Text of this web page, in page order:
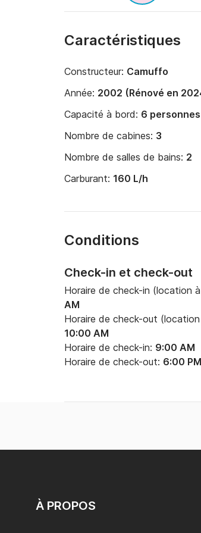
Caractéristiques
Constructeur: Camuffo
Année: 2002 (Rénové en
Capacité à bord: 6 personnes
Nombre de cabines: 3
Nombre de salles de bains: 2
Carburant: 160 L/h
Conditions
Check-in et check-out
Horaire de check-in (location
AM
Horaire de check-out (location
10:00 AM
Horaire de check-in: 9:00 AM
Horaire de check-out: 6:00 PM
À PROPOS